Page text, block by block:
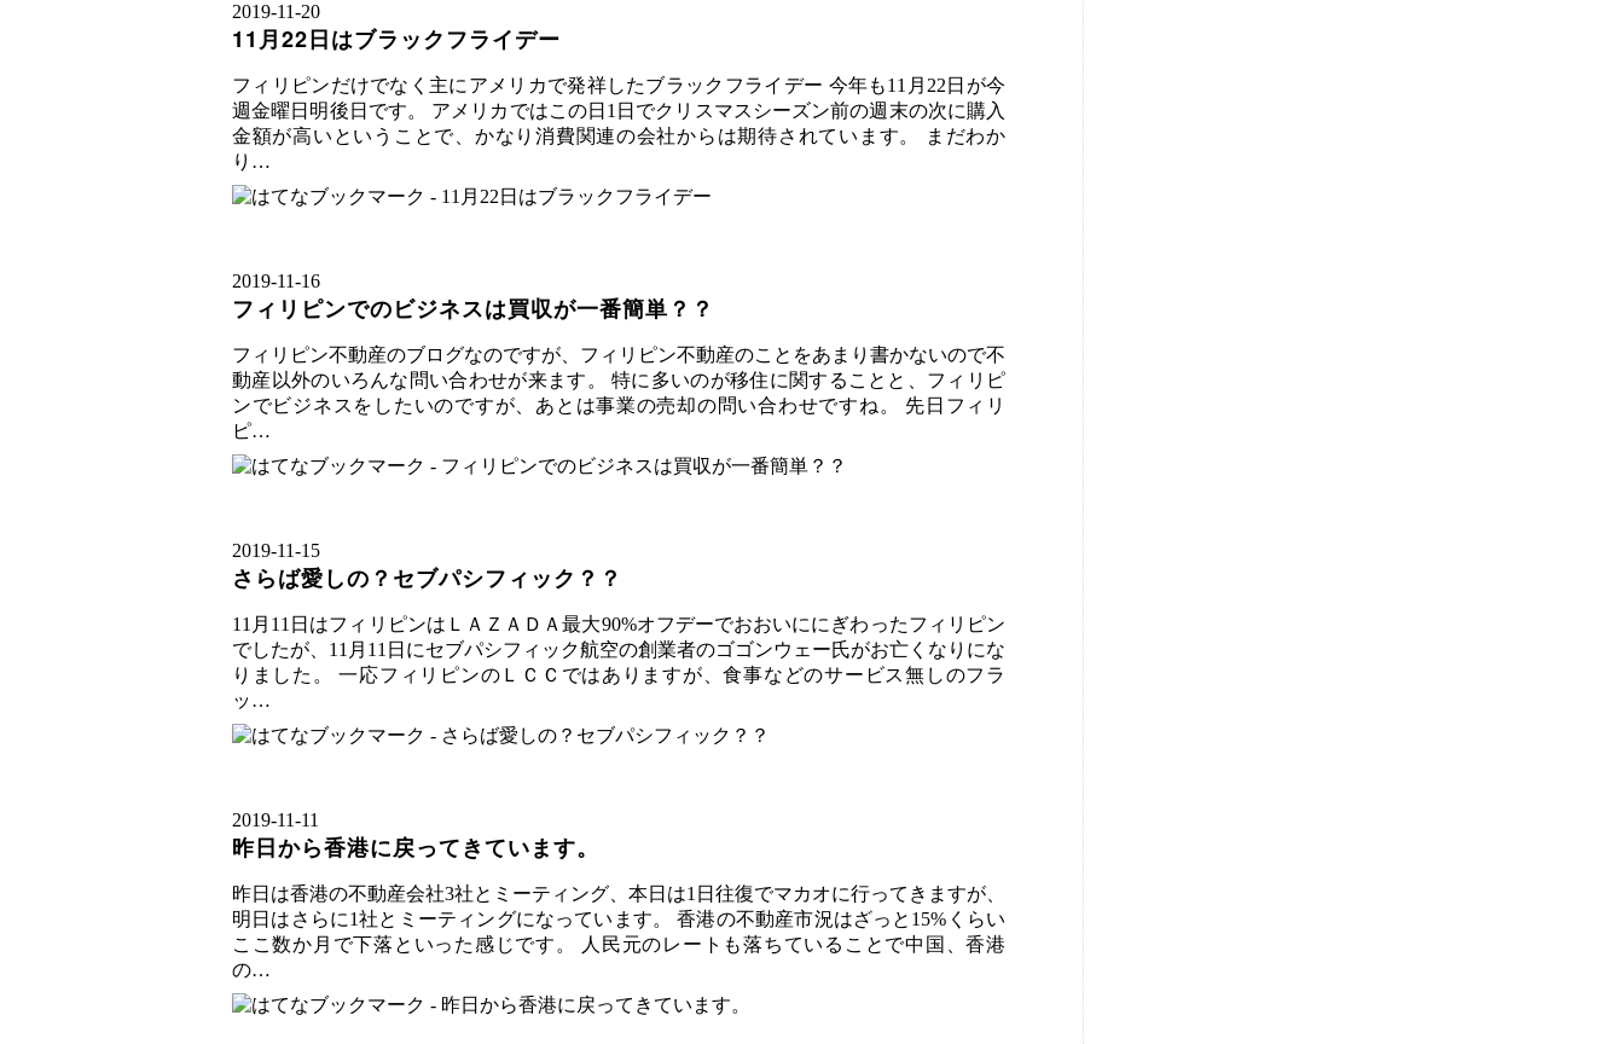
2019-11-20
11月22日はブラックフライデー
フィリピンだけでなく主にアメリカで発祥したブラックフライデー 今年も11月22日が今
週金曜日明後日です。 アメリカではこの日1日でクリスマスシーズン前の週末の次に購入
金額が高いということで、かなり消費関連の会社からは期待されています。 まだわか
り…
2019-11-16
フィリピンでのビジネスは買収が一番簡単？？
フィリピン不動産のブログなのですが、フィリピン不動産のことをあまり書かないので不
動産以外のいろんな問い合わせが来ます。 特に多いのが移住に関することと、フィリピ
ンでビジネスをしたいのですが、あとは事業の売却の問い合わせですね。 先日フィリ
ピ…
2019-11-15
さらば愛しの？セブパシフィック？？
11月11日はフィリピンはＬＡＺＡＤＡ最大90%オフデーでおおいににぎわったフィリピン
でしたが、11月11日にセブパシフィック航空の創業者のゴゴンウェー氏がお亡くなりにな
りました。 一応フィリピンのＬＣＣではありますが、食事などのサービス無しのフラ
ッ…
2019-11-11
昨日から香港に戻ってきています。
昨日は香港の不動産会社3社とミーティング、本日は1日往復でマカオに行ってきますが、
明日はさらに1社とミーティングになっています。 香港の不動産市況はざっと15%くらい
ここ数か月で下落といった感じです。 人民元のレートも落ちていることで中国、香港
の…